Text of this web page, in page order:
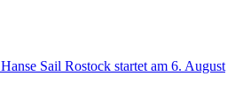
Hanse Sail Rostock startet am 6. August